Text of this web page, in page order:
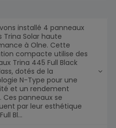
installé 4 panneaux
Trina Solar haute
à Olne. Cette
compacte utilise des
Trina 445 Full Black
dotés de la
N-Type pour une
et un rendement
Ces panneaux se
par leur esthétique
Bl...